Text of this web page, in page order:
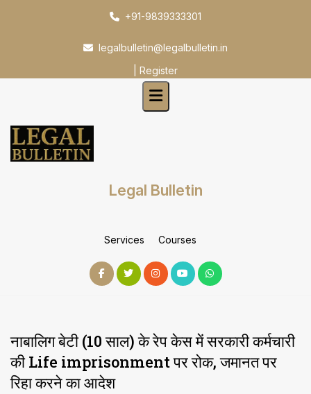
+91-9839333301
legalbulletin@legalbulletin.in
Register
Legal Bulletin
Services Courses
नाबालिग बेटी (10 साल) के रेप केस में सरकारी कर्मचारी
की Life imprisonment पर रोक, जमानत पर
रिहा करने का आदेश